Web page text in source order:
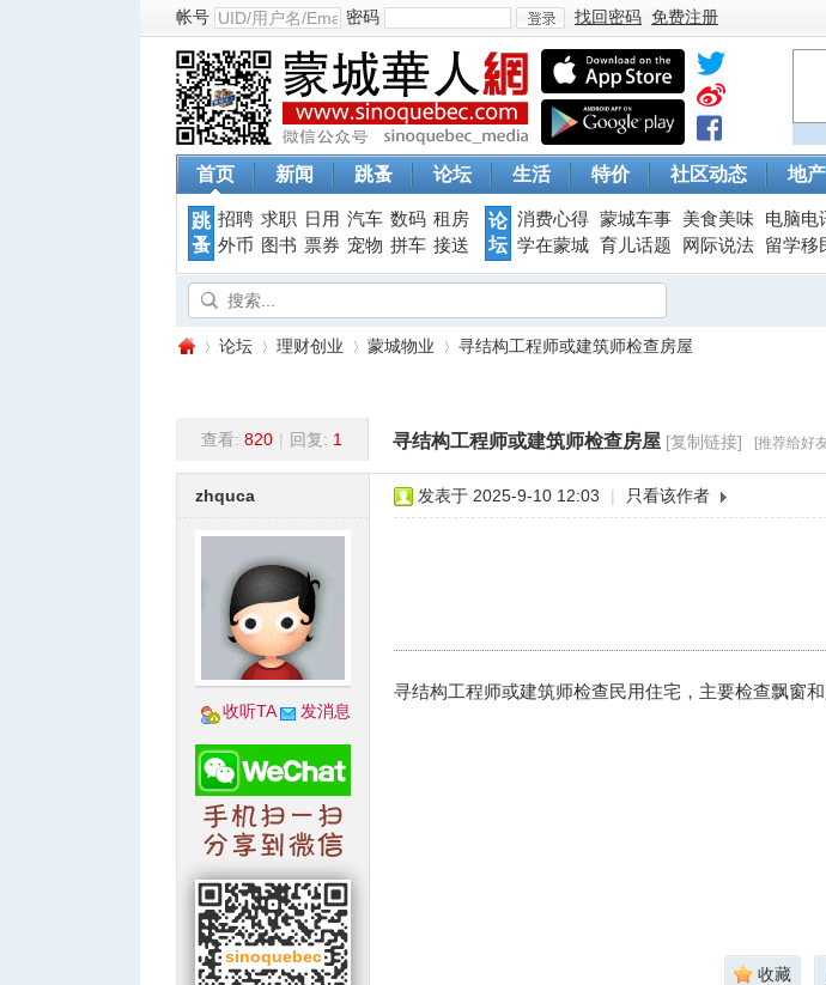
帐号 密码
登
找回密码 免费注册
首页 新闻 跳蚤 论坛 生活 特价 社区动态 地产
跳
蚤
招聘 求职 日用 汽车 数码 租房
外币
图书 票券 宠物 拼车 接送
论
坛
消费心得 蒙城车事 美食美味 电脑电
学在蒙城 育儿话题 网际说法 留学移
»
论坛
›
理财创业 蒙城物业
›
寻结构工程师或建筑师检查房屋
查看: 820 | 回复: 1 寻结构工程师或建筑师检查房屋 [复制链接] [推荐给好
zhquca
收听TA 发消息
发表于 2025-9-10 12:03 | 只看该作者
寻结构工程师或建筑师检查民用住宅，主要检查飘窗
收藏